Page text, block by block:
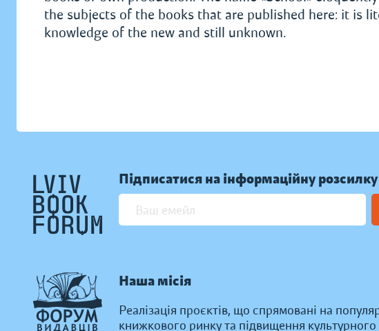
the subjects of the books that are published here: it is
knowledge of the new and still unknown.
Підписатися на інформаційну розсилку
Наша місія
Реалізація проєктів, що спрямовані на
книжкового ринку та підвищення культурного